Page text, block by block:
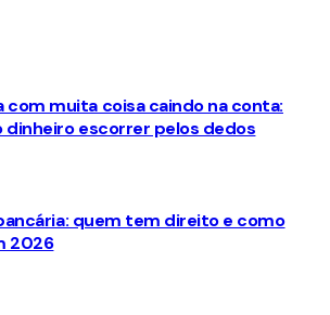
com muita coisa caindo na conta:
dinheiro escorrer pelos dedos
quem tem direito e como
2026